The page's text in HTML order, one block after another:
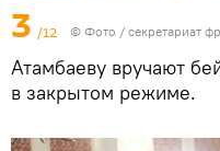
3 /12 © Фото / секретариат
Атамбаеву вручают
в закрытом режиме.